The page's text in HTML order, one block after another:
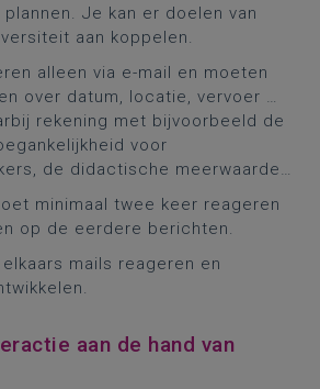
Je kan er doelen van
aan koppelen.
alleen via e-mail en moeten
over datum, locatie, vervoer …
rekening met bijvoorbeeld de
voor
de didactische meerwaarde…
minimaal twee keer reageren
op de eerdere berichten.
mails reageren en
aan de hand van